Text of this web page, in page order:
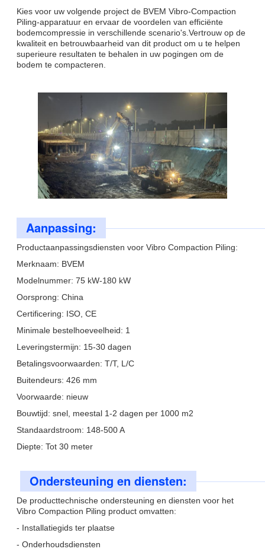
Kies voor uw volgende project de BVEM Vibro-Compaction
Piling-apparatuur en ervaar de voordelen van efficiënte
bodemcompressie in verschillende scenario's.Vertrouw op de
kwaliteit en betrouwbaarheid van dit product om u te helpen
superieure resultaten te behalen in uw pogingen om de
bodem te compacteren.
Aanpassing:
Productaanpassingsdiensten voor Vibro Compaction Piling:
Merknaam: BVEM
Modelnummer: 75 kW-180 kW
Oorsprong: China
Certificering: ISO, CE
Minimale bestelhoeveelheid: 1
Leveringstermijn: 15-30 dagen
Betalingsvoorwaarden: T/T, L/C
Buitendeurs: 426 mm
Voorwaarde: nieuw
Bouwtijd: snel, meestal 1-2 dagen per 1000 m2
Standaardstroom: 148-500 A
Diepte: Tot 30 meter
Ondersteuning en diensten:
De producttechnische ondersteuning en diensten voor het
Vibro Compaction Piling product omvatten:
- Installatiegids ter plaatse
- Onderhoudsdiensten